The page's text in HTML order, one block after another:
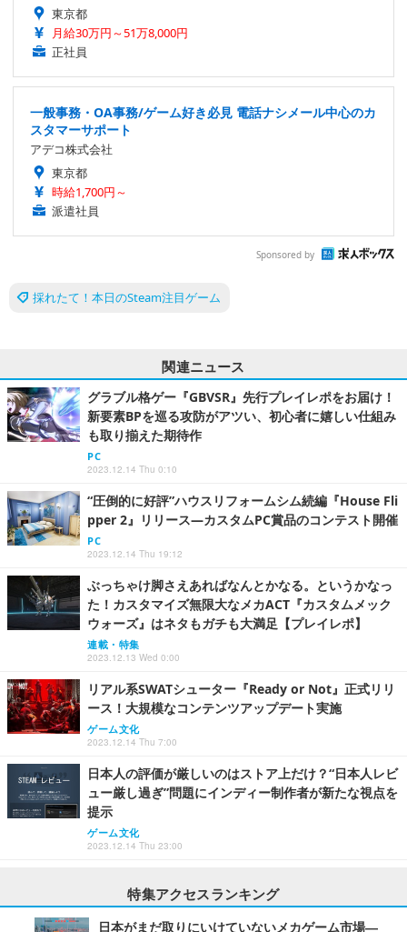
東京都
月給30万円～51万8,000円
正社員
一般事務・OA事務/ゲーム好き必見 電話ナシメール中心のカ
スタマーサポート
アデコ株式会社
東京都
時給1,700円～
派遣社員
Sponsored by
採れたて！本日のSteam注目ゲーム
関連ニュース
グラブル格ゲー『GBVSR』先行プレイレポをお届け！
新要素BPを巡る攻防がアツい、初心者に嬉しい仕組み
も取り揃えた期待作
PC
2023.12.14 Thu 0:10
“圧倒的に好評”ハウスリフォームシム続編『House Fli
pper 2』リリース―カスタムPC賞品のコンテスト開催
PC
2023.12.14 Thu 19:12
ぶっちゃけ脚さえあればなんとかなる。というかなっ
た！カスタマイズ無限大なメカACT『カスタムメック
ウォーズ』はネタもガチも大満足【プレイレポ】
連載・特集
2023.12.13 Wed 0:00
リアル系SWATシューター『Ready or Not』正式リリ
ース！大規模なコンテンツアップデート実施
ゲーム文化
2023.12.14 Thu 7:00
日本人の評価が厳しいのはストア上だけ？“日本人レビ
ュー厳し過ぎ”問題にインディー制作者が新たな視点を
提示
ゲーム文化
2023.12.14 Thu 23:00
特集アクセスランキング
日本がまだ取りにいけていないメカゲーム市場―